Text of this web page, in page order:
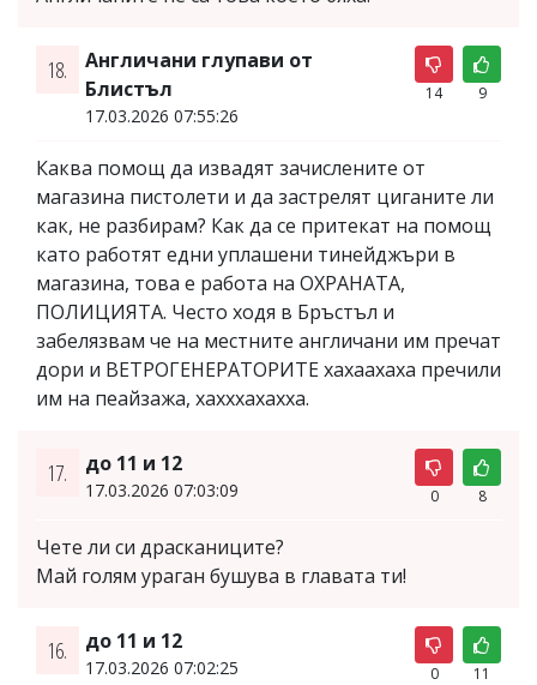
18.
Англичани глупави от
Блистъл
17.03.2026 07:55:26
14 9
Каква помощ да извадят зачислените от
магазина пистолети и да застрелят циганите ли
как, не разбирам? Как да се притекат на помощ
като работят едни уплашени тинейджъри в
магазина, това е работа на ОХРАНАТА,
ПОЛИЦИЯТА. Често ходя в Бръстъл и
забелязвам че на местните англичани им пречат
дори и ВЕТРОГЕНЕРАТОРИТЕ хахаахаха пречили
им на пеайзажа, хахххахахха.
17. до 11 и 12
17.03.2026 07:03:09 0 8
Чете ли си драсканиците?
Май голям ураган бушува в главата ти!
16. до 11 и 12
17.03.2026 07:02:25 0 11